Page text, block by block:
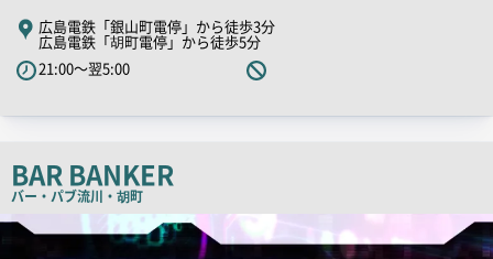
キ
ャ
ッ
コ
ー
広島電鉄「銀山町電停」から徒歩3分
広島電鉄「胡町電停」から徒歩5分
21:00～翌5:00
BAR BANKER
バー・パブ流川・胡町
店